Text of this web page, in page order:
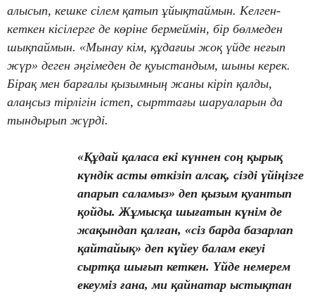
алысып, кешке сілем қатып ұйықтаймын. Келген-
кеткен кісілерге де көріне бермеймін, бір бөлмеден
шықпаймын. «Мынау кім, құдағиы жоқ үйде неғып
жүр» деген әңгімеден де қуыстандым, шыны керек.
Бірақ мен барғалы қызымның жаны кіріп қалды,
алаңсыз тірлігін істеп, сырттағы шаруаларын да
тындырып жүрді.
«Құдай қаласа екі күннен соң қырық
күндік асты өткізіп алсақ, сізді үйіңізге
апарып саламыз» деп қызым қуантып
қойды. Жұмысқа шығатын күнім де
жақындап қалған, «сіз барда базарлап
қайтайық» деп күйеу балам екеуі
сыртқа шығып кеткен. Үйде немерем
екеуміз ғана, ми қайнатар ыстықтан